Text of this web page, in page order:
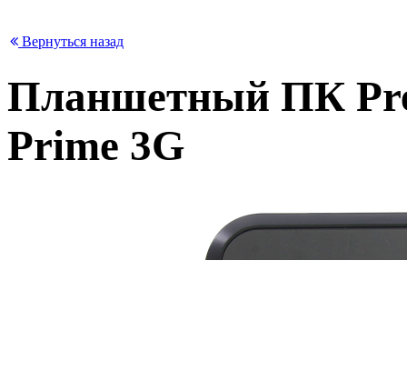
Вернуться назад
Планшетный ПК
Prime 3G